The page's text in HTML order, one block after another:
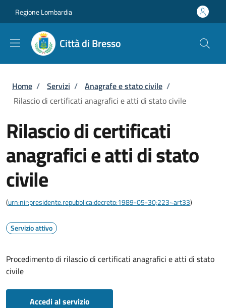
Regione Lombardia
Città di Bresso
Briciole di pane
Home / Servizi / Anagrafe e stato civile /
Rilascio di certificati anagrafici e atti di stato civile
Rilascio di certificati
anagrafici e atti di stato
civile
(urn:nir:presidente.repubblica:decreto:1989-05-30;223~art33)
Servizio attivo
Procedimento di rilascio di certificati anagrafici e atti di stato
civile
Accedi al servizio